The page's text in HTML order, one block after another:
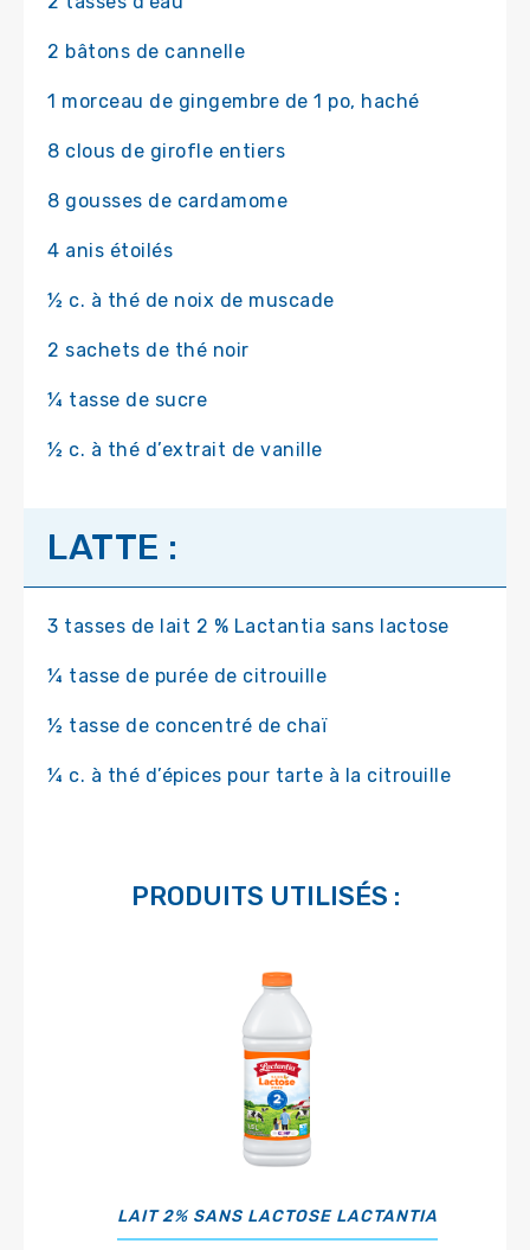
2 bâtons de cannelle
1 morceau de gingembre de 1 po, haché
8 clous de girofle entiers
8 gousses de cardamome
4 anis étoilés
½ c. à thé de noix de muscade
2 sachets de thé noir
¼ tasse de sucre
½ c. à thé d’extrait de vanille
LATTE :
3 tasses de lait 2 % Lactantia sans lactose
¼ tasse de purée de citrouille
½ tasse de concentré de chaï
¼ c. à thé d’épices pour tarte à la citrouille
PRODUITS UTILISÉS :
LAIT 2% SANS LACTOSE LACTANTIA